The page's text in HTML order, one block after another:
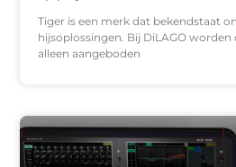
Tiger is een merk dat bekendstaat
hijsoplossingen. Bij DiLAGO
alleen aangeboden